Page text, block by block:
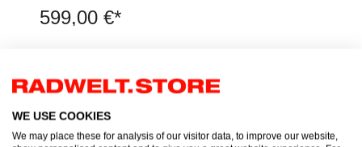
599,00 €*
WE USE COOKIES
We may place these for analysis of our visitor data, to improve our website,